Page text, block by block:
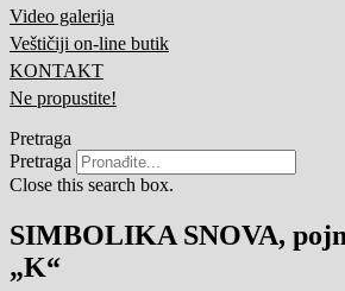
Video galerija
Veštičiji on-line butik
KONTAKT
Ne propustite!
Pretraga
Pretraga
Close this search box.
SIMBOLIKA SNOVA,
„K“